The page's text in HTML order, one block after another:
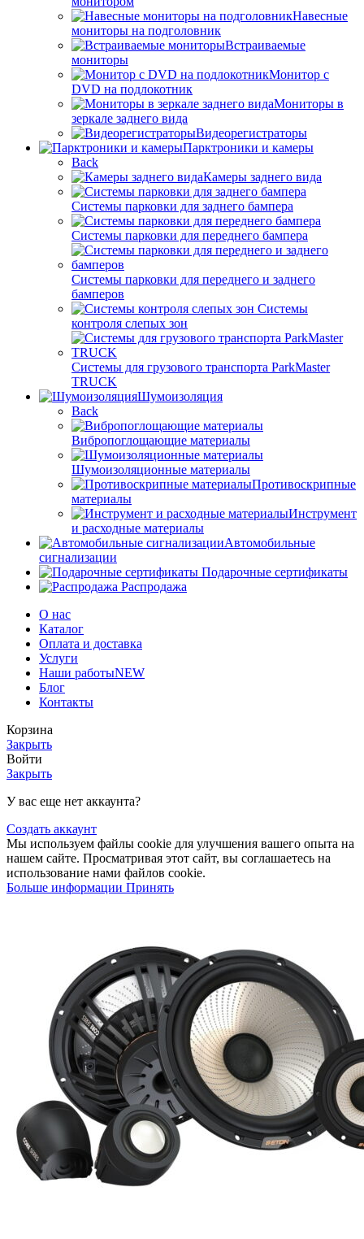
Навесные
мониторы на подголовник
Встраиваемые
мониторы
Монитор с
DVD на подлокотник
Мониторы в
зеркале заднего вида
Видеорегистраторы
Парктроники и камеры
Back
Камеры заднего вида
Системы парковки для заднего бампера
Системы парковки для переднего бампера
Системы парковки для переднего и заднего
бамперов
Системы
контроля слепых зон
Системы для грузового транспорта ParkMaster
TRUCK
Шумоизоляция
Back
Вибропоглощающие материалы
Шумоизоляционные материалы
Противоскрипные
материалы
Инструмент
и расходные материалы
Автомобильные
сигнализации
Подарочные сертификаты
Распродажа
О нас
Каталог
Оплата и доставка
Услуги
Наши работыNEW
Блог
Контакты
Корзина
Закрыть
Войти
Закрыть
У вас еще нет аккаунта?
Создать аккаунт
Мы используем файлы cookie для улучшения вашего опыта на
нашем сайте. Просматривая этот сайт, вы соглашаетесь на
использование нами файлов cookie.
Больше информации Принять